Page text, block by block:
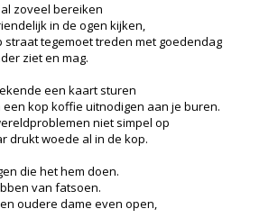
zoveel bereiken
in de ogen kijken,
tegemoet treden met goedendag
ziet en mag.
een kaart sturen
kop koffie uitnodigen aan je buren.
niet simpel op
drukt woede al in de kop.
die het hem doen.
van fatsoen.
oudere dame even open,